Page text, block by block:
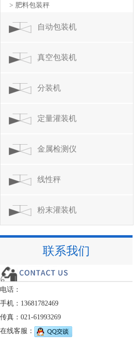
> 肥料包装秤
自动包装机
真空包装机
分装机
定量灌装机
金属检测仪
线性秤
粉末灌装机
联系我们
电话：
手机：13681782469
传真：021-61993269
在线客服：